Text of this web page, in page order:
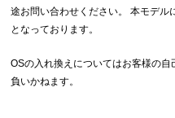
途お問い合わせください。 本モデル
となっております。
OSの入れ換えについてはお客様の
負いかねます。